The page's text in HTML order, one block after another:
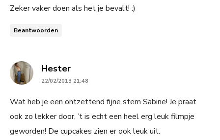
Zeker vaker doen als het je bevalt! :)
Beantwoorden
Hestersays:
22/02/2013 21:48
Wat heb je een ontzettend fijne stem Sabine! Je praat
ook zo lekker door, ’t is echt een heel erg leuk filmpje
geworden! De cupcakes zien er ook leuk uit.